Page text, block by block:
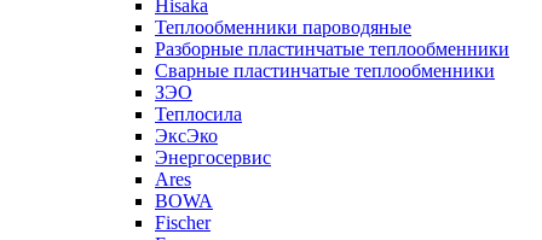
Hisaka
Теплообменники пароводяные
Разборные пластинчатые теплообменники
Сварные пластинчатые теплообменники
ЗЭО
Теплосила
ЭксЭко
Энергосервис
Ares
BOWA
Fischer